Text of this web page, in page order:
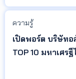
ค้นหา และติดตา
อสังหาริมทรัพย์ได้
ความรู้
เปิดพอร์ต บริษัทอ
TOP 10 มหาเศร